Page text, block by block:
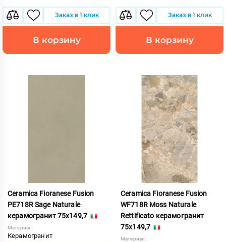
Заказ в 1 клик
В корзину
Заказ в 1 клик
В корзину
Ceramica Fioranese Fusion
PE718R Sage Naturale
керамогранит 75x149,7
Материал:
Керамогранит
Ceramica Fioranese Fusion
WF718R Moss Naturale
Rettificato керамогранит
75x149,7
Материал: